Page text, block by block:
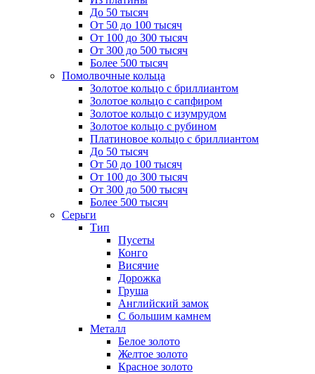
До 50 тысяч
От 50 до 100 тысяч
От 100 до 300 тысяч
От 300 до 500 тысяч
Более 500 тысяч
Помолвочные кольца
Золотое кольцо с бриллиантом
Золотое кольцо с сапфиром
Золотое кольцо с изумрудом
Золотое кольцо с рубином
Платиновое кольцо с бриллиантом
До 50 тысяч
От 50 до 100 тысяч
От 100 до 300 тысяч
От 300 до 500 тысяч
Более 500 тысяч
Серьги
Тип
Пусеты
Конго
Висячие
Дорожка
Груша
Английский замок
С большим камнем
Металл
Белое золото
Желтое золото
Красное золото